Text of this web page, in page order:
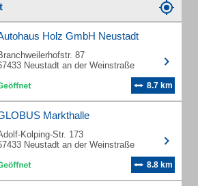
Holz GmbH Neustadt
87
Neustadt an der Weinstraße
8.7 km
Markthalle
Kolping-Str. 173
Neustadt an der Weinstraße
8.8 km